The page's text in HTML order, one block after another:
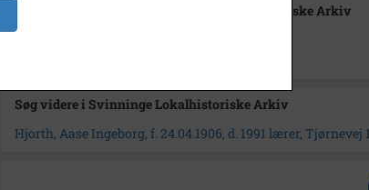
Svinninge Lokalhistoriske Arkiv
Søg videre i Svinninge Lokalhistoriske Arkiv
Hjorth, Aase Ingeborg, f. 24.04.1906, d. 1991 lærer, Tjørnevej